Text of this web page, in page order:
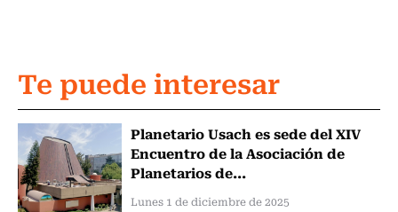
Te puede interesar
Planetario Usach es sede del XIV
Encuentro de la Asociación de
Planetarios de...
Lunes 1 de diciembre de 2025